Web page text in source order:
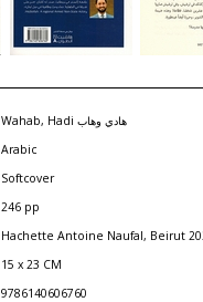
Wahab, Hadi هادي وهاب
Arabic
Softcover
246 pp
Hachette Antoine Naufal, Beirut
15 x 23 CM
9786140606760